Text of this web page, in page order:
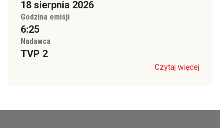
18 sierpnia 2026
Godzina emisji
6:25
Nadawca
TVP 2
Czytaj więcej